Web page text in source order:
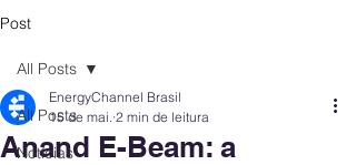
Post
All Posts
Notícias
All Posts
Anand E-Beam: a
EnergyChannel Brasil
15 de mai. 2 min de leitura